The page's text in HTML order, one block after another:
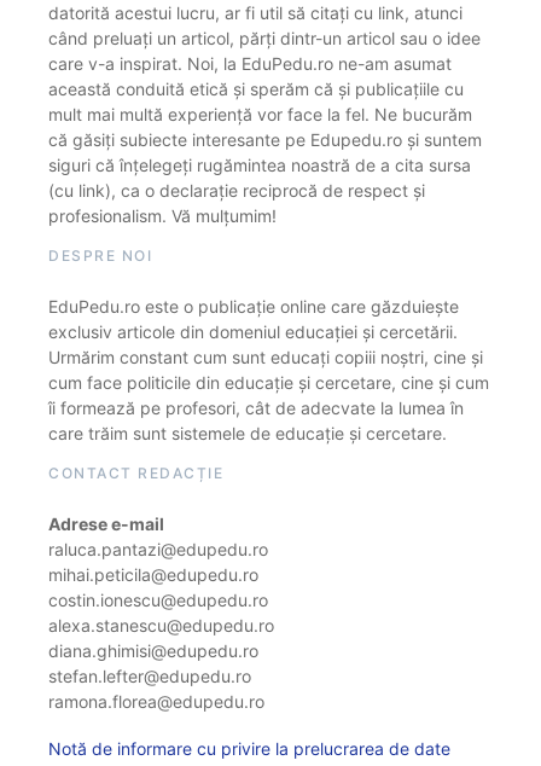
datorită acestui lucru, ar fi util să citați cu link, atunci
când preluați un articol, părți dintr-un articol sau o idee
care v-a inspirat. Noi, la EduPedu.ro ne-am asumat
această conduită etică și sperăm că și publicațiile cu
mult mai multă experiență vor face la fel. Ne bucurăm
că găsiți subiecte interesante pe Edupedu.ro și suntem
siguri că înțelegeți rugămintea noastră de a cita sursa
(cu link), ca o declarație reciprocă de respect și
profesionalism. Vă mulțumim!
DESPRE NOI
EduPedu.ro este o publicație online care găzduiește
exclusiv articole din domeniul educației și cercetării.
Urmărim constant cum sunt educați copiii noștri, cine și
cum face politicile din educație și cercetare, cine și cum
îi formează pe profesori, cât de adecvate la lumea în
care trăim sunt sistemele de educație și cercetare.
CONTACT REDACȚIE
Adrese e-mail
raluca.pantazi@edupedu.ro
mihai.peticila@edupedu.ro
costin.ionescu@edupedu.ro
alexa.stanescu@edupedu.ro
diana.ghimisi@edupedu.ro
stefan.lefter@edupedu.ro
ramona.florea@edupedu.ro
Notă de informare cu privire la prelucrarea de date